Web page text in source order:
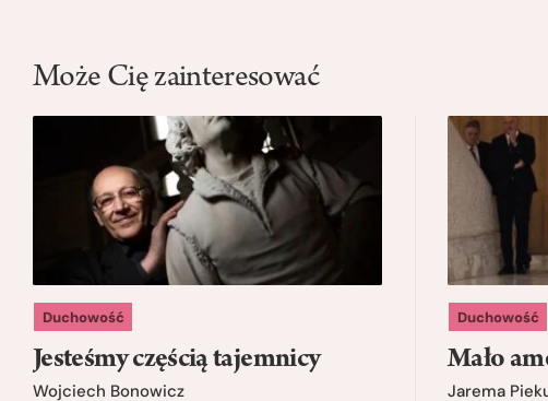
Może Cię zainteresować
Duchowość
Jesteśmy częścią tajemnicy
Wojciech Bonowicz
Duchowość
Mało
Jarema